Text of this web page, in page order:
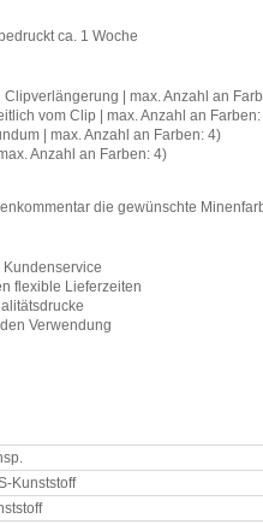
ca. 1 Woche
| max. Anzahl an
vom Clip | max. Anzahl an
| max. Anzahl an Farben: 4)
Anzahl an Farben: 4)
die gewünschte
flexible Lieferzeiten
Verwendung
Kunststoff